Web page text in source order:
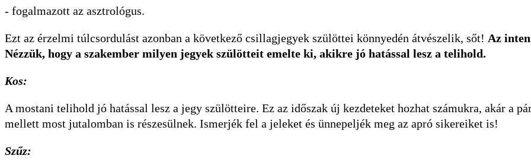
- fogalmazott az asztrológus.
Ezt az érzelmi túlcsordulást azonban a következő csillagjegyek szülöttei könnyedén átvészelik, sőt! Az
Nézzük, hogy a szakember milyen jegyek szülötteit emelte ki, akikre jó hatással lesz a telihold.
Kos:
A mostani telihold jó hatással lesz a jegy szülötteire. Ez az időszak új kezdeteket hozhat számukra, akár a
mellett most jutalomban is részesülnek. Ismerjék fel a jeleket és ünnepeljék meg az apró sikereiket is!
Szűz: